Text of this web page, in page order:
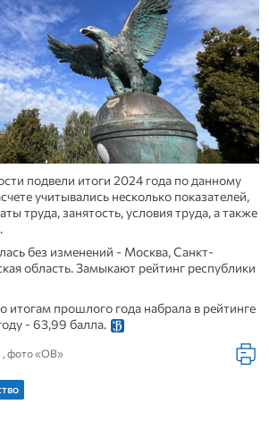
подвели итоги 2024 года по данному
учитывались несколько показателей,
труда, занятость, условия труда, а также
без изменений - Москва, Санкт-
область. Замыкают рейтинг республики
итогам прошлого года набрала в рейтинге
- 63,99 балла.
, фото «ОВ»